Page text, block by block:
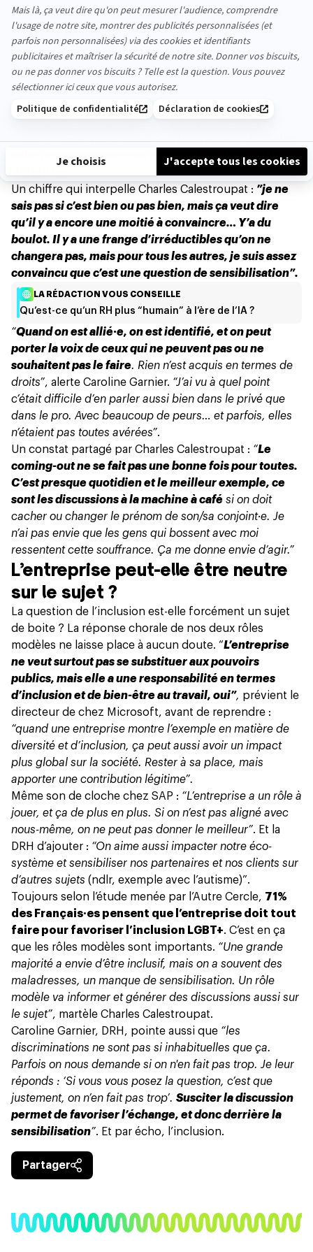
Être allié·e ça veut dire quoi ? Ça
sert à quoi ?
Si l’on s’en tient à la définition factuelle donnée par
Wikipédia, un.e allié·e est“une personne hétérosexuelle
et cisgenre qui supporte l'égalité des droits civiques et
des genres, les mouvements sociaux LGBT et conteste
l’étude réalisée par l’association L’autre cercle,52% des
salarié·es pourraient se reconnaitre dans cette
Un chiffre qui interpelle Charles Calestroupat : ”je ne
sais pas si c’est bien ou pas bien, mais ça veut dire
qu’il y a encore une moitié à convaincre… Y’a du
boulot. Il y a une frange d’irréductibles qu’on ne
changera pas, mais pour tous les autres, je suis assez
convaincu que c’est une question de sensibilisation”.
LA RÉDACTION VOUS CONSEILLE
Qu’est-ce qu’un RH plus “humain” à l’ère de l’IA ?
“Quand on est allié·e, on est identifié, et on peut
porter la voix de ceux qui ne peuvent pas ou ne
souhaitent pas le faire. Rien n’est acquis en termes de
droits”, alerte Caroline Garnier. “J’ai vu à quel point
c’était difficile d’en parler aussi bien dans le privé que
dans le pro. Avec beaucoup de peurs… et parfois, elles
n’étaient pas toutes avérées”.
Un constat partagé par Charles Calestroupat : “Le
coming-out ne se fait pas une bonne fois pour toutes.
C’est presque quotidien et le meilleur exemple, ce
sont les discussions à la machine à café si on doit
cacher ou changer le prénom de son/sa conjoint‧e. Je
n’ai pas envie que les gens qui bossent avec moi
ressentent cette souffrance. Ça me donne envie d’agir.”
L’entreprise peut-elle être neutre
sur le sujet ?
La question de l’inclusion est-elle forcément un sujet
de boite ? La réponse chorale de nos deux rôles
modèles ne laisse place à aucun doute. “L’entreprise
ne veut surtout pas se substituer aux pouvoirs
publics, mais elle a une responsabilité en termes
d’inclusion et de bien-être au travail, oui”, prévient le
directeur de chez Microsoft, avant de reprendre :
“quand une entreprise montre l’exemple en matière de
diversité et d’inclusion, ça peut aussi avoir un impact
plus global sur la société. Rester à sa place, mais
apporter une contribution légitime”.
Même son de cloche chez SAP : “L’entreprise a un rôle à
jouer, et ça de plus en plus. Si on n’est pas aligné avec
nous-même, on ne peut pas donner le meilleur”. Et la
DRH d’ajouter : “On aime aussi impacter notre éco-
système et sensibiliser nos partenaires et nos clients sur
d’autres sujets (ndlr, exemple avec l’autisme)”.
Toujours selon l’étude menée par l’Autre Cercle, 71%
des Français·es pensent que l’entreprise doit tout
faire pour favoriser l’inclusion LGBT+. C’est en ça
que les rôles modèles sont importants. “Une grande
majorité a envie d’être inclusif, mais on a souvent des
maladresses, un manque de sensibilisation. Un rôle
modèle va informer et générer des discussions aussi sur
le sujet”, martèle Charles Calestroupat.
Caroline Garnier, DRH, pointe aussi que “les
discriminations ne sont pas si inhabituelles que ça.
Parfois on nous demande si on n'en fait pas trop. Je leur
réponds : ‘Si vous vous posez la question, c’est que
justement, on n’en fait pas trop’. Susciter la discussion
permet de favoriser l’échange, et donc derrière la
sensibilisation”. Et par écho, l’inclusion.
Partager